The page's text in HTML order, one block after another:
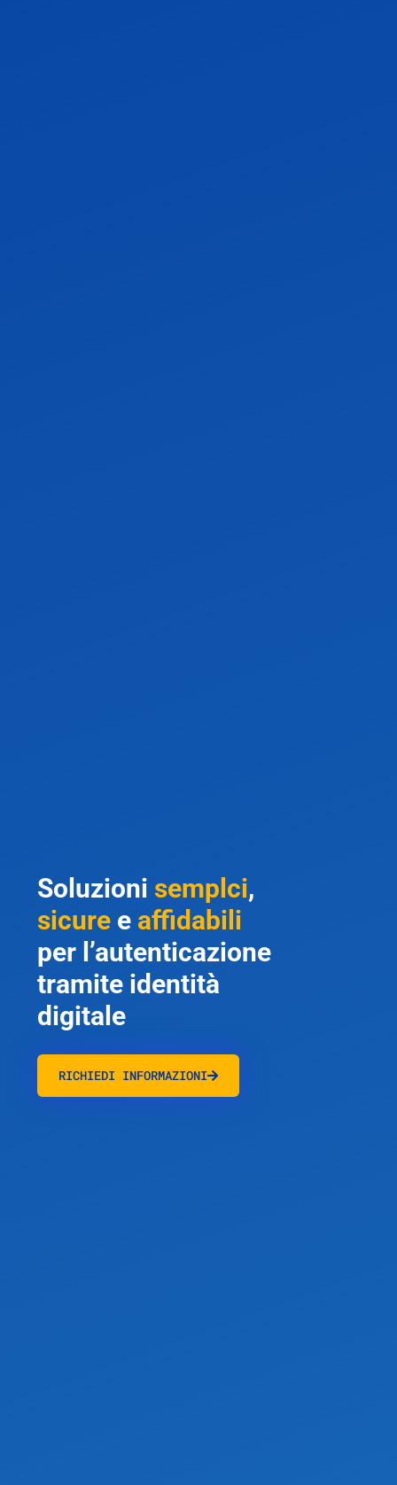
Soluzioni semplci,
sicure e affidabili
per l’autenticazione
tramite identità
digitale
RICHIEDI INFORMAZIONI